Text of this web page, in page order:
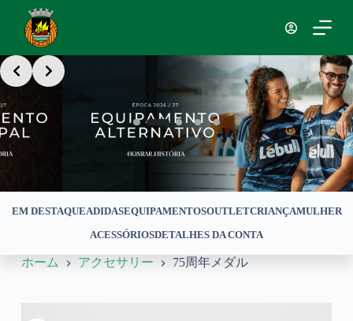
コ
ン
ン
ツ
ス
キ
Slide 2 of 5
EM DESTAQUEADIDASEQUIPAMENTOSOUTLETCRIANÇAMULHER
ACESSÓRIOSDETALHES DA CONTA
ホーム アクセサリー 75周年メダル